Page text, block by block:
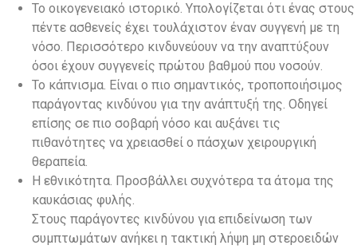
Το οικογενειακό ιστορικό. Υπολογίζεται ότι ένας στους
πέντε ασθενείς έχει τουλάχιστον έναν συγγενή με τη
νόσο. Περισσότερο κινδυνεύουν να την αναπτύξουν
όσοι έχουν συγγενείς πρώτου βαθμού που νοσούν.
Το κάπνισμα. Είναι ο πιο σημαντικός, τροποποιήσιμος
παράγοντας κινδύνου για την ανάπτυξή της. Οδηγεί
επίσης σε πιο σοβαρή νόσο και αυξάνει τις
πιθανότητες να χρειασθεί ο πάσχων χειρουργική
θεραπεία.
Η εθνικότητα. Προσβάλλει συχνότερα τα άτομα της
καυκάσιας φυλής.
Στους παράγοντες κινδύνου για επιδείνωση των
συμπτωμάτων ανήκει η τακτική λήψη μη στεροειδών